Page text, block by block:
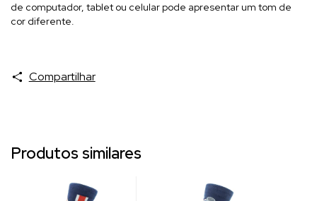
de computador, tablet ou celular pode apresentar um tom de
cor diferente.
Compartilhar
Produtos similares